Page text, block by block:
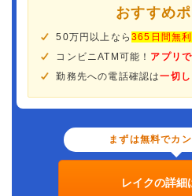
おすすめ
50万円以上なら365日間無利
コンビニATM可能！ アプリ
勤務先への電話確認は一切し
まずは無料でカ
レイクの詳細